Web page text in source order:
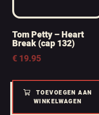
Tom Petty – Heart
Break (cap 132)
€19.95
TOEVOEGEN AAN
WINKELWAGEN